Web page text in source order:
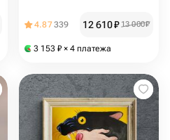
4.87339 12 610₽ 13 000₽
3 153 ₽ × 4 платежа